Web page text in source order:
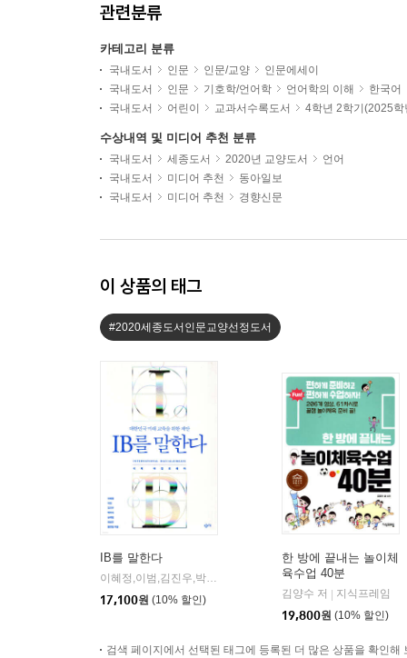
관련분류
카테고리 분류
국내도서 인문 인문/교양
인문에세이
국내도서
인문 기호학/언어학 언어학의 이해
한국어
국내도서
어린이 교과서수록도서 4학년 2학기(2025학
수상내역 및 미디어 추천 분류
국내도서 세종도서 2020년 교양도서
언어
국내도서
미디어 추천
동아일보
국내도서
미디어 추천 경향신문
이 상품의 태그
#2020세종도서인문교양선정도서
IB를 말한다
이혜정,이범,김진우,박하식,송재범,하화주,홍영일 공저
17,100원 (10% 할인)
한 방에 끝내는 놀이체
육수업 40분
김양수 저
지식프레임
19,800원 (10% 할인)
검색 페이지에서 선택된 태그에 등록된 더 많은 상품을 확인해